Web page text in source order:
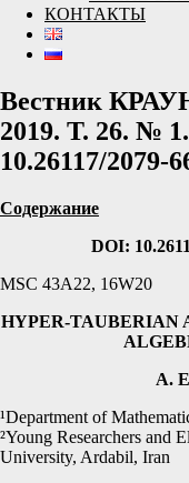
КОНТАКТЫ
Вестник
2019. Т. 26. №
10.26117/2079-
Содержание
DOI:
MSC 43A22, 16W20
HYPER-TAUBERIAN
A.
¹Department of
²Young Researchers and
University, Ardabil, Iran